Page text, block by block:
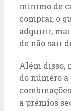
mínimo de
comprar, o
adquirir,
de não sair
Além disso,
do número a
a prémios